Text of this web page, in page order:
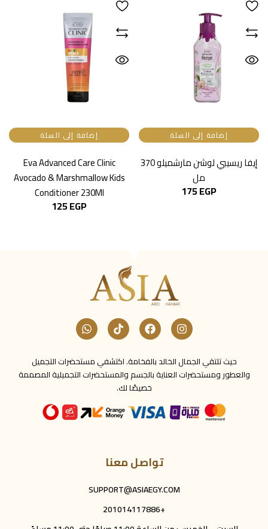
إضافة إلى السلة
إيفا ريسيبي لوشن مارشميلو 370
مل
175EGP
إضافة إلى السلة
Eva Advanced Care Clinic
Avocado & Marshmallow Kids
Conditioner 230Ml
125EGP
تواصل معنا
SUPPORT@ASIAEGY.COM
+201014117886
حيث تلتقي الجمال الخالد بالفخامة. اكتشفي مستحضرات التجميل
والعطور ومستحضرات العناية بالجسم والمستحضرات التجميلية المصممة
خصيصًا لك.